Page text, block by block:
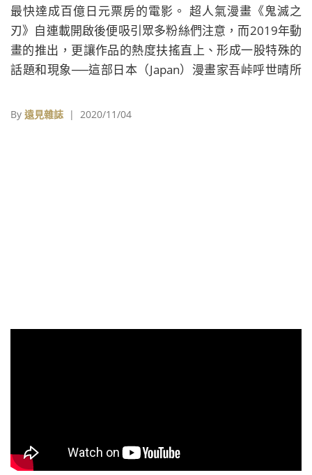
最快達成百億日元票房的電影。 超人氣漫畫《鬼滅之
刃》自連載開啟後便吸引眾多粉絲們注意，而2019年動
畫的推出，更讓作品的熱度扶搖直上、形成一股特殊的
話題和現象──這部日本（Japan）漫畫家吾峠呼世晴所
By 遠見雜誌 | 2020/11/04